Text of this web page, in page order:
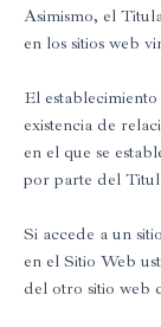
Asimismo, el
en los sitios web
El
existencia de
en el que se
por parte del
Si accede a un
en el Sitio Web
del otro sitio web